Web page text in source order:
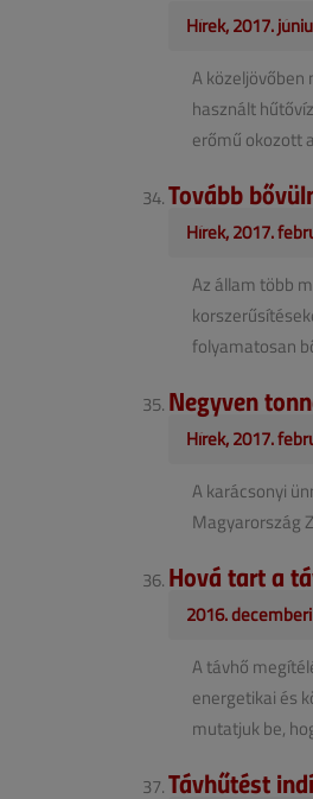
Hírek, 2017.
A
használt
erőmű okozott
Tovább
Hírek, 2017.
Az állam több
folyamatosan
Negyven
Hírek, 2017.
A karácsonyi
Magyarország
Hová tart a
2016.
A távhő
energetikai és
mutatjuk be,
Távhűtést